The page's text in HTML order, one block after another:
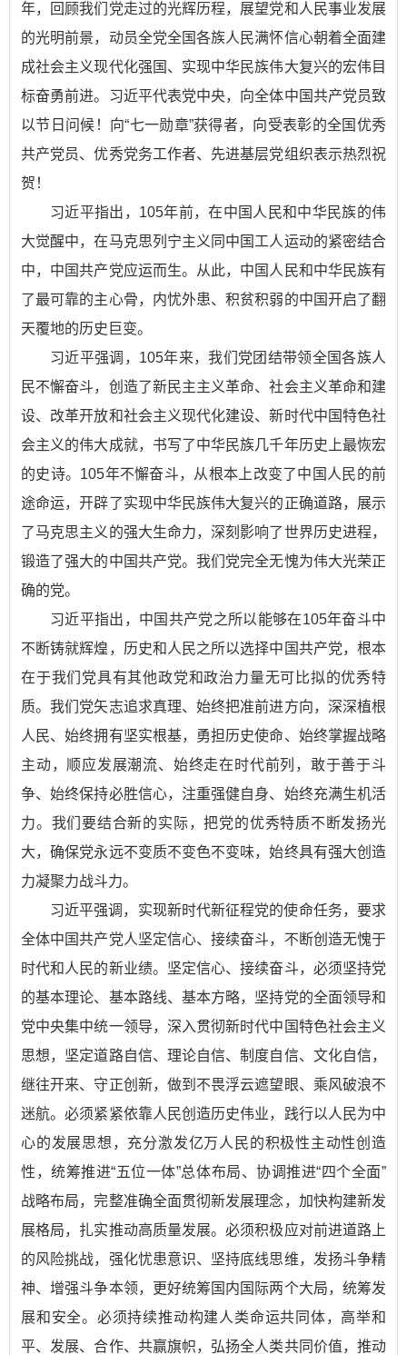
年，回顾我们党走过的光辉历程，展望党和人民事业发展
的光明前景，动员全党全国各族人民满怀信心朝着全面建
成社会主义现代化强国、实现中华民族伟大复兴的宏伟目
标奋勇前进。习近平代表党中央，向全体中国共产党员致
以节日问候！向“七一勋章”获得者，向受表彰的全国优秀
共产党员、优秀党务工作者、先进基层党组织表示热烈祝
贺！
习近平指出，105年前，在中国人民和中华民族的伟
大觉醒中，在马克思列宁主义同中国工人运动的紧密结合
中，中国共产党应运而生。从此，中国人民和中华民族有
了最可靠的主心骨，内忧外患、积贫积弱的中国开启了翻
天覆地的历史巨变。
习近平强调，105年来，我们党团结带领全国各族人
民不懈奋斗，创造了新民主主义革命、社会主义革命和建
设、改革开放和社会主义现代化建设、新时代中国特色社
会主义的伟大成就，书写了中华民族几千年历史上最恢宏
的史诗。105年不懈奋斗，从根本上改变了中国人民的前
途命运，开辟了实现中华民族伟大复兴的正确道路，展示
了马克思主义的强大生命力，深刻影响了世界历史进程，
锻造了强大的中国共产党。我们党完全无愧为伟大光荣正
确的党。
习近平指出，中国共产党之所以能够在105年奋斗中
不断铸就辉煌，历史和人民之所以选择中国共产党，根本
在于我们党具有其他政党和政治力量无可比拟的优秀特
质。我们党矢志追求真理、始终把准前进方向，深深植根
人民、始终拥有坚实根基，勇担历史使命、始终掌握战略
主动，顺应发展潮流、始终走在时代前列，敢于善于斗
争、始终保持必胜信心，注重强健自身、始终充满生机活
力。我们要结合新的实际，把党的优秀特质不断发扬光
大，确保党永远不变质不变色不变味，始终具有强大创造
力凝聚力战斗力。
习近平强调，实现新时代新征程党的使命任务，要求
全体中国共产党人坚定信心、接续奋斗，不断创造无愧于
时代和人民的新业绩。坚定信心、接续奋斗，必须坚持党
的基本理论、基本路线、基本方略，坚持党的全面领导和
党中央集中统一领导，深入贯彻新时代中国特色社会主义
思想，坚定道路自信、理论自信、制度自信、文化自信，
继往开来、守正创新，做到不畏浮云遮望眼、乘风破浪不
迷航。必须紧紧依靠人民创造历史伟业，践行以人民为中
心的发展思想，充分激发亿万人民的积极性主动性创造
性，统筹推进“五位一体”总体布局、协调推进“四个全面”
战略布局，完整准确全面贯彻新发展理念，加快构建新发
展格局，扎实推动高质量发展。必须积极应对前进道路上
的风险挑战，强化忧患意识、坚持底线思维，发扬斗争精
神、增强斗争本领，更好统筹国内国际两个大局，统筹发
展和安全。必须持续推动构建人类命运共同体，高举和
平、发展、合作、共赢旗帜，弘扬全人类共同价值，推动